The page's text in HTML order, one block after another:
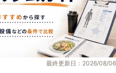
最終更新日：2026/08/06